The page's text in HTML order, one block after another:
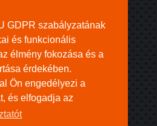
GDPR szabályzatának
és funkcionális
élmény fokozása és a
érdekében.
Ön engedélyezi a
és elfogadja az